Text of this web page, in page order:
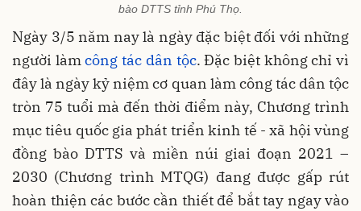
bào DTTS tỉnh Phú Thọ.
Ngày 3/5 năm nay là ngày đặc biệt đối với những
người làmcông tác dân tộc. Đặc biệt không chỉ vì
đây là ngày kỷ niệm cơ quan làm công tác dân tộc
tròn 75 tuổi mà đến thời điểm này, Chương trình
mục tiêu quốc gia phát triển kinh tế - xã hội vùng
đồng bào DTTS và miền núi giai đoạn 2021 –
2030 (Chương trình MTQG) đang được gấp rút
hoàn thiện các bước cần thiết để bắt tay ngay vào